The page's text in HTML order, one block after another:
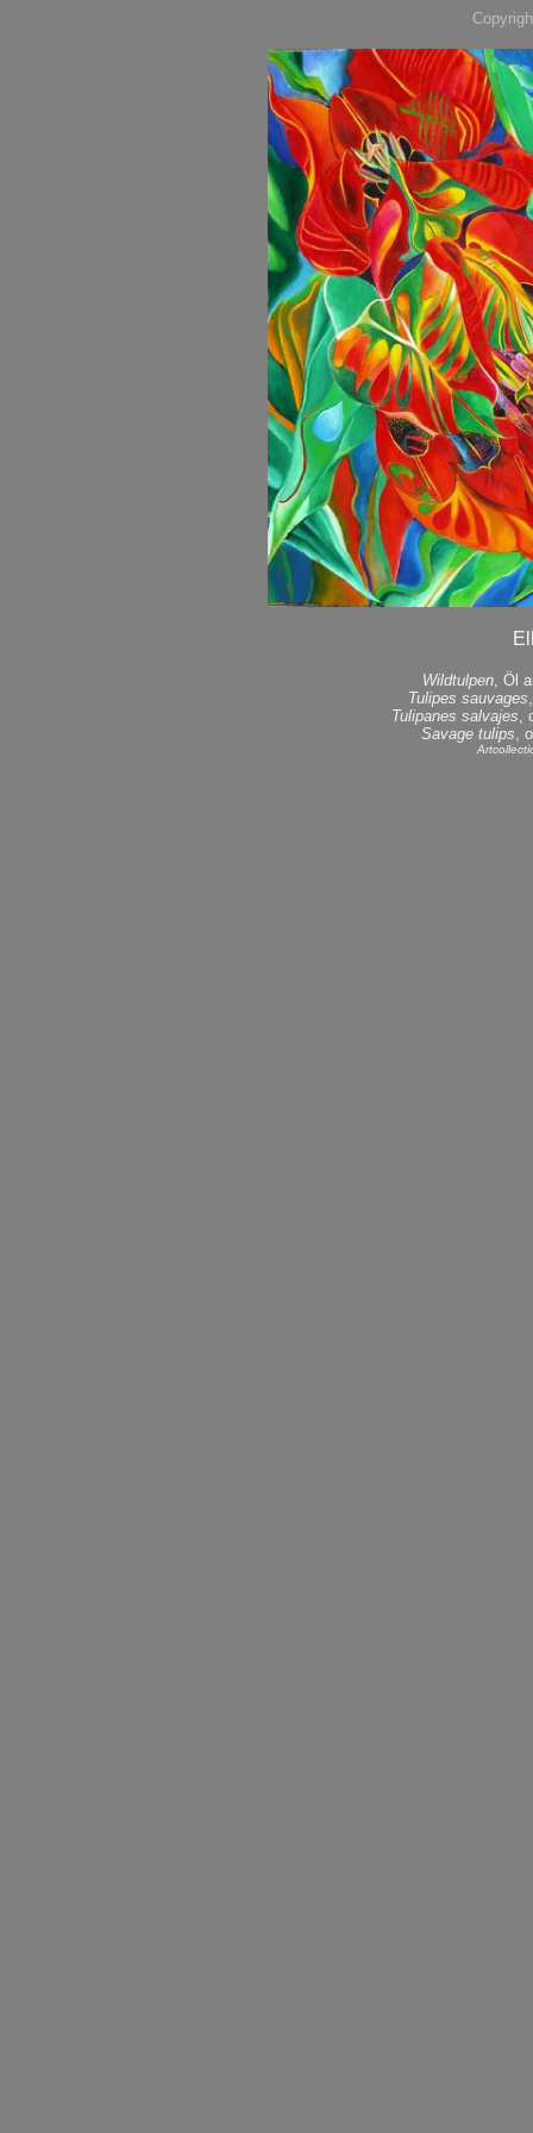
Wildtulpen, Öl
Tulipes sauvages
Tulipanes salvajes,
Savage tulips,